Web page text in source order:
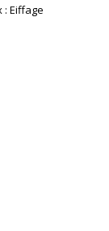
Eiffage